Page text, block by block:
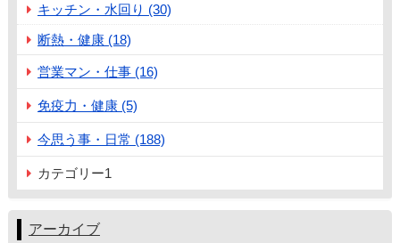
キッチン・水回り (30)
断熱・健康 (18)
営業マン・仕事 (16)
免疫力・健康 (5)
今思う事・日常 (188)
カテゴリー1
アーカイブ